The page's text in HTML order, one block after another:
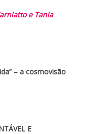
e Tania
– a cosmovisão
E